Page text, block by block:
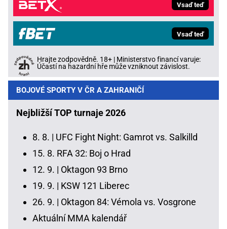
Vsaď teď
Vsaď teď
Hrajte zodpovědně. 18+ | Ministerstvo financí varuje:
Účastí na hazardní hře může vzniknout závislost.
BOJOVÉ SPORTY V ČR A ZAHRANIČÍ
Nejbližší TOP turnaje 2026
8. 8. | UFC Fight Night: Gamrot vs. Salkilld
15. 8. RFA 32: Boj o Hrad
12. 9. | Oktagon 93 Brno
19. 9. | KSW 121 Liberec
26. 9. | Oktagon 84: Vémola vs. Vosgrone
Aktuální MMA kalendář